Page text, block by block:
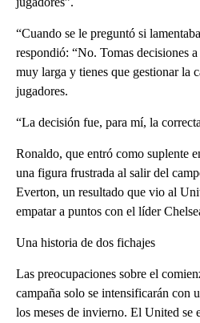
“Cuando se le preguntó si
respondió: “No. Tomas decisiones
muy larga y tienes que gestionar la
jugadores.
“La decisión fue, para mí, la
Ronaldo, que entró como suplente
una figura frustrada al salir del
Everton, un resultado que vio al
empatar a puntos con el líder
Una historia de dos fichajes
Las preocupaciones sobre el
campaña solo se intensificarán con
los meses de invierno. El United se